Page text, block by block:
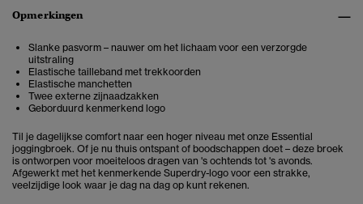
Opmerkingen
Slanke pasvorm – nauwer om het lichaam voor een verzorgde
uitstraling
Elastische tailleband met trekkoorden
Elastische manchetten
Twee externe zijnaadzakken
Geborduurd kenmerkend logo
Til je dagelijkse comfort naar een hoger niveau met onze Essential
joggingbroek. Of je nu thuis ontspant of boodschappen doet – deze broek
is ontworpen voor moeiteloos dragen van 's ochtends tot 's avonds.
Afgewerkt met het kenmerkende Superdry-logo voor een strakke,
veelzijdige look waar je dag na dag op kunt rekenen.